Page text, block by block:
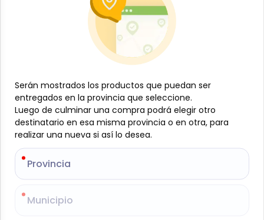
Dulces y confituras
Galleta María leche, 350 g/12,35 oz,
$180
Especificaciones
-
Galleta María Leche 350 g (12,35 oz), MDH. Clásicas
Serán mostrados los productos que puedan ser
entregados en la provincia que seleccione.
Luego de culminar una compra podrá elegir otro
destinatario en esa misma provincia o en otra, para
realizar una nueva si así lo desea.
Provincia
Municipio
Serán mostrados los productos que puedan ser
entregados en la provincia que seleccione.
Luego de culminar una compra podrá elegir otro
destinatario en esa misma provincia o en otra, para
realizar una nueva si así lo desea.
Provincia
Municipio